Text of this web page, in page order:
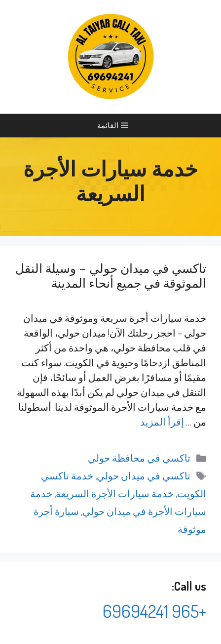
القائمة
خدمة سيارات الأجرة
السريعة
تاكسي في ميدان حولي – وسيلة النقل
الموثوقة في جميع أنحاء المدينة
خدمة سيارات أجرة سريعة وموثوقة في ميدان
حولي – احجز رحلتك الآن! ميدان حولي، الواقعة
في قلب محافظة حولي، هي واحدة من أكثر
المناطق ازدحامًا وحيوية في الكويت. سواء كنت
مقيمًا أو مسافرًا بغرض العمل أو سائحًا، فإن
التنقل في ميدان حولي لم يكن أبدًا بهذه السهولة
مع خدمة سيارات الأجرة الموثوقة لدينا. أسطولنا
من … إقرأ المزيد
التصنيفات
تاكسي في محافظة حولي
الوسوم
تاكسي في ميدان حولي, خدمة تاكسي
الكويت, خدمة سيارات الأجرة السريعة, خدمة
سيارات الأجرة في ميدان حولي, سيارة أجرة
موثوقة
Call us:
+965 69694241